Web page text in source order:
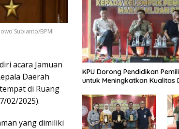
Subianto/BPMI
acara Jamuan
Daerah
di Ruang
02/2025).
yang dimiliki
KPU Dorong Pendidikan
untuk Meningkatkan Kualitas